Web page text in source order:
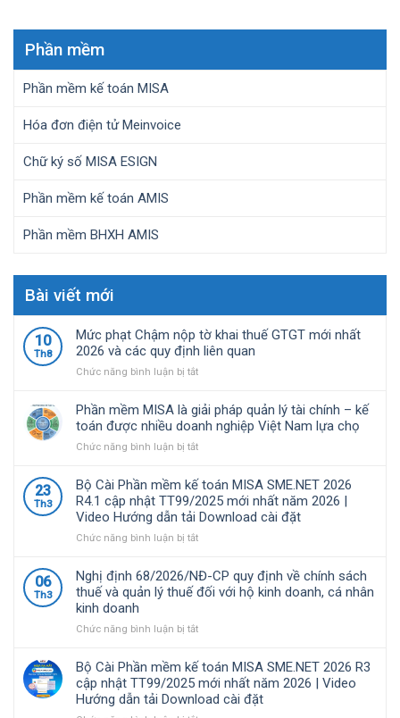
Phần mềm
Phần mềm kế toán MISA
Hóa đơn điện tử Meinvoice
Chữ ký số MISA ESIGN
Phần mềm kế toán AMIS
Phần mềm BHXH AMIS
Bài viết mới
10
Th8
Mức phạt Chậm nộp tờ khai thuế GTGT mới nhất
2026 và các quy định liên quan
Chức năng bình luận bị tắtở
phạt
Chậm
nộp
tờ
thuế
GTGT
mới
nhất
2026
các
quy
định
quan
Phần mềm MISA là giải pháp quản lý tài chính – kế
toán được nhiều doanh nghiệp Việt Nam lựa chọ
Chức năng bình luận bị tắtở
mềm
MISA
là
giải
pháp
tài
chính
kế
được
nhiều
doanh
nghiệp
23
Th3
Bộ Cài Phần mềm kế toán MISA SME.NET 2026
R4.1 cập nhật TT99/2025 mới nhất năm 2026 |
Video Hướng dẫn tải Download cài đặt
Chức năng bình luận bị tắtở
Phần
mềm
toán
SME.NET
2026
R4.1
cập
06
Th3
Nghị định 68/2026/NĐ-CP quy định về chính sách
thuế và quản lý thuế đối với hộ kinh doanh, cá nhân
kinh doanh
Chức năng bình luận bị tắtở
định
68/2026/NĐ-
CP
quy
Bộ Cài Phần mềm kế toán MISA SME.NET 2026 R3
cập nhật TT99/2025 mới nhất năm 2026 | Video
Hướng dẫn tải Download cài đặt